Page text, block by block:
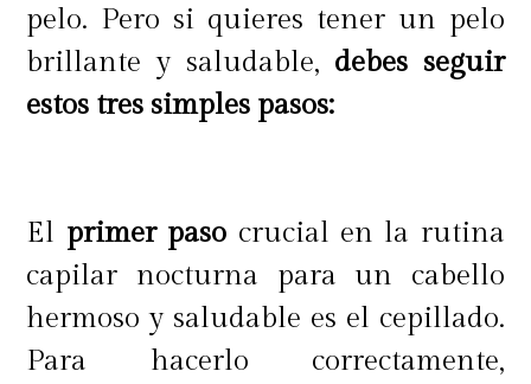
pelo. Pero si quieres tener un pelo
brillante y saludable, debes seguir
estos tres simples pasos:
El primer paso crucial en la rutina
capilar nocturna para un cabello
hermoso y saludable es el cepillado.
Para hacerlo correctamente,